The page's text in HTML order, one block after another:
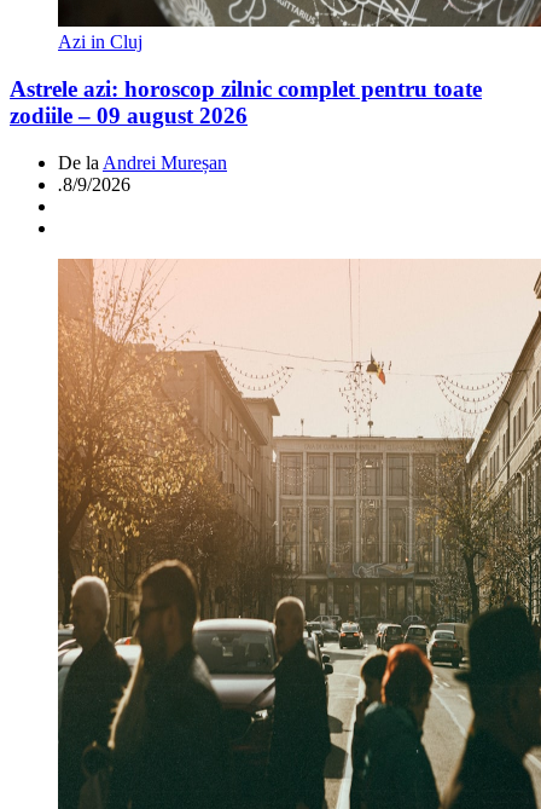
Azi in Cluj
Astrele azi: horoscop zilnic complet pentru toate
zodiile – 09 august 2026
De la Andrei Mureșan
.8/9/2026